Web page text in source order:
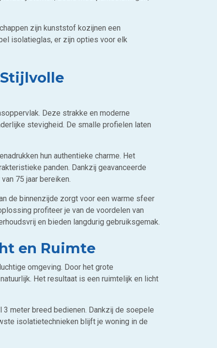
zijn kunststof kozijnen een
isolatieglas, er zijn opties voor elk
Deze strakke en moderne
stevigheid. De smalle profielen laten
hun authentieke charme. Het
panden. Dankzij geavanceerde
75 jaar bereiken.
de binnenzijde zorgt voor een warme sfeer
profiteer je van de voordelen van
en bieden langdurig gebruiksgemak.
en Ruimte
omgeving. Door het grote
Het resultaat is een ruimtelijk en licht
meter breed bedienen. Dankzij de soepele
isolatietechnieken blijft je woning in de